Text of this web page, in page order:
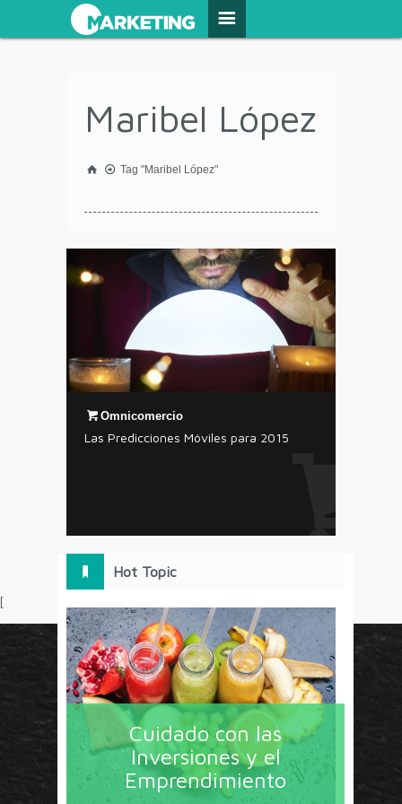
Maribel López
Tag "Maribel López"
Omnicomercio
Las Predicciones Móviles para 2015
Hot Topic
Cuidado con las
Inversiones y el
Emprendimiento
[
Circulo Marketing concentra lo último en estrategias,
herramientas y tendencias con un enfoque en México
y América Latina. La revista contiene lo imprescindible
en tecnología, nuevas herramientas, liderazgo, redes
sociales y nuevas ideas en marketing. Los contenidos
están escritos por líderes de negocios y dirigidos hacia